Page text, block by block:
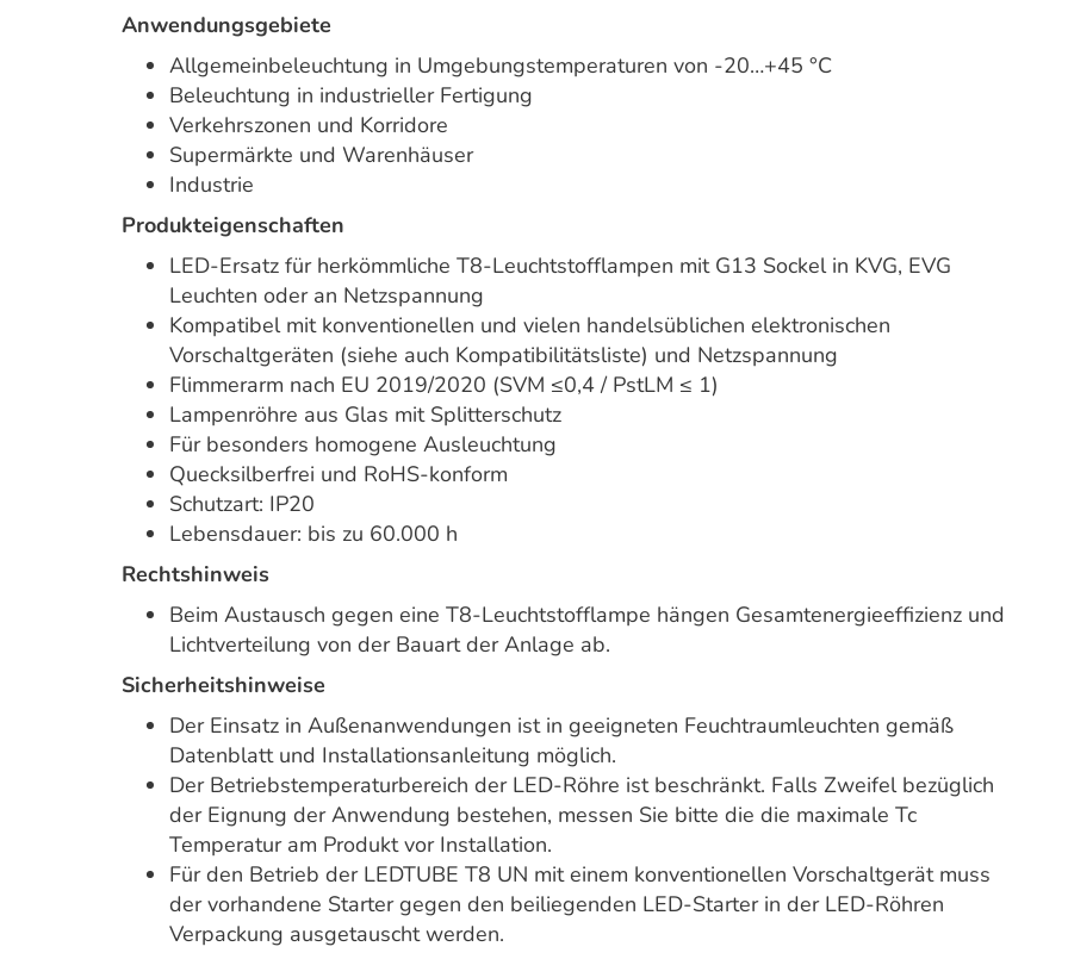
Anwendungsgebiete
Allgemeinbeleuchtung in Umgebungstemperaturen von -20…+45 °C
Beleuchtung in industrieller Fertigung
Verkehrszonen und Korridore
Supermärkte und Warenhäuser
Industrie
Produkteigenschaften
LED-Ersatz für herkömmliche T8-Leuchtstofflampen mit G13 Sockel in KVG, EVG
Leuchten oder an Netzspannung
Kompatibel mit konventionellen und vielen handelsüblichen elektronischen
Vorschaltgeräten (siehe auch Kompatibilitätsliste) und Netzspannung
Flimmerarm nach EU 2019/2020 (SVM ≤0,4 / PstLM ≤ 1)
Lampenröhre aus Glas mit Splitterschutz
Für besonders homogene Ausleuchtung
Quecksilberfrei und RoHS-konform
Schutzart: IP20
Lebensdauer: bis zu 60.000 h
Rechtshinweis
Beim Austausch gegen eine T8-Leuchtstofflampe hängen Gesamtenergieeffizienz und
Lichtverteilung von der Bauart der Anlage ab.
Sicherheitshinweise
Der Einsatz in Außenanwendungen ist in geeigneten Feuchtraumleuchten gemäß
Datenblatt und Installationsanleitung möglich.
Der Betriebstemperaturbereich der LED-Röhre ist beschränkt. Falls Zweifel bezüglich
der Eignung der Anwendung bestehen, messen Sie bitte die die maximale Tc
Temperatur am Produkt vor Installation.
Für den Betrieb der LEDTUBE T8 UN mit einem konventionellen Vorschaltgerät muss
der vorhandene Starter gegen den beiliegenden LED-Starter in der LED-Röhren
Verpackung ausgetauscht werden.